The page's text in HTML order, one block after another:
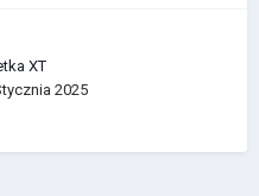
- manetka XT
2025